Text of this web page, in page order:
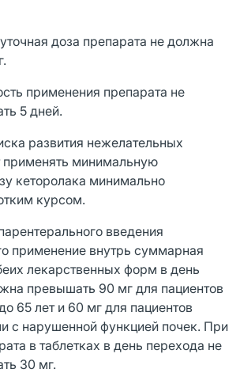
доза препарата не должна
применения препарата не
5 дней.
развития нежелательных
применять минимальную
кеторолака минимально
курсом.
введения
применение внутрь суммарная
лекарственных форм в день
превышать 90 мг для пациентов
65 лет и 60 мг для пациентов
с нарушенной функцией почек. При
в таблетках в день перехода не
30 мг.